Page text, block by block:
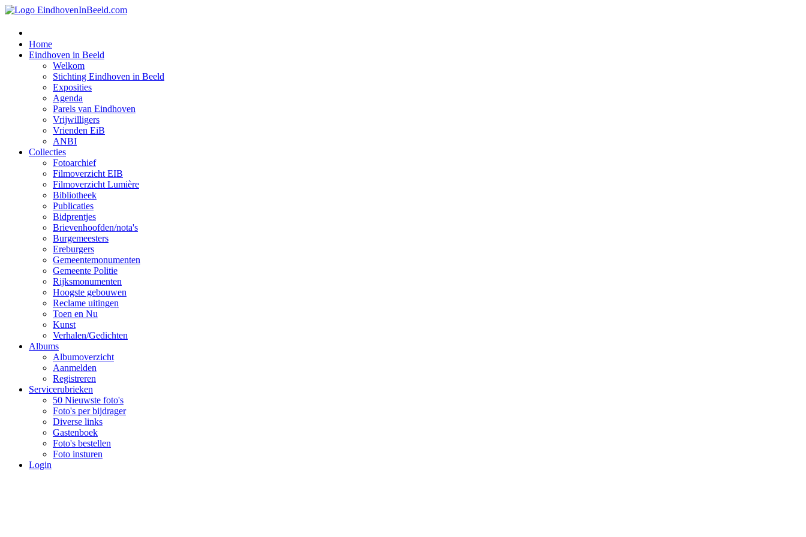
Home
Eindhoven in Beeld
Welkom
Stichting Eindhoven in Beeld
Exposities
Agenda
Parels van Eindhoven
Vrijwilligers
Vrienden EiB
ANBI
Collecties
Fotoarchief
Filmoverzicht EIB
Filmoverzicht Lumière
Bibliotheek
Publicaties
Bidprentjes
Brievenhoofden/nota's
Burgemeesters
Ereburgers
Gemeentemonumenten
Gemeente Politie
Rijksmonumenten
Hoogste gebouwen
Reclame uitingen
Toen en Nu
Kunst
Verhalen/Gedichten
Albums
Albumoverzicht
Aanmelden
Registreren
Servicerubrieken
50 Nieuwste foto's
Foto's per bijdrager
Diverse links
Gastenboek
Foto's bestellen
Foto insturen
Login